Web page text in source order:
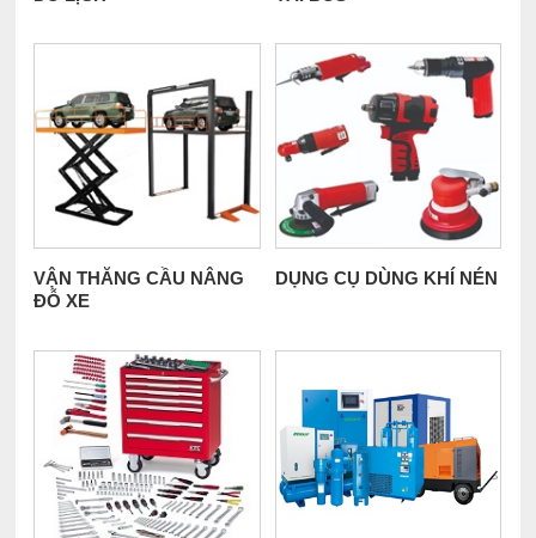
VẬN THĂNG CẦU NÂNG
ĐỖ XE
DỤNG CỤ DÙNG KHÍ NÉN